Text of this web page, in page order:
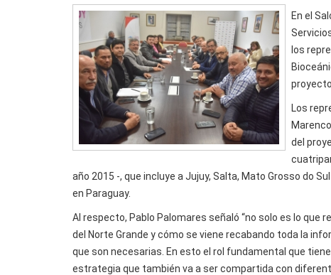
En el
los
proyecto.
Los
del
año 2015 -, que incluye a Jujuy, Salta, Mato Grosso do
en Paraguay.
Al respecto, Pablo Palomares señaló “no solo es lo que
del Norte Grande y cómo se viene recabando toda la
que son necesarias. En esto el rol fundamental que
estrategia que también va a ser compartida con